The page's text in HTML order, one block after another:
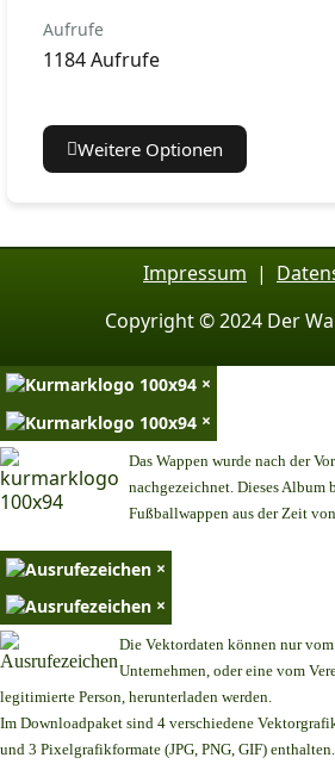
Aufrufe
1184 Aufrufe
Weitere Optionen
Impressum |
Copyright © 2024 Der
×
×
Das Wappen wurde nach der
nachgezeichnet. Dieses Album
Fußballwappen aus der Zeit
×
×
Die Vektordaten können nur
Unternehmen, oder eine vom
legitimierte Person, herunterladen werden.
Im Downloadpaket sind 4 verschiedene
und 3 Pixelgrafikformate (JPG, PNG, GIF) enthalten.